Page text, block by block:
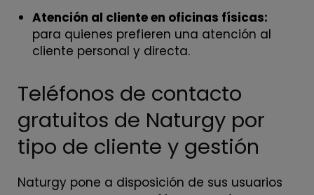
Atención al cliente en oficinas físicas:
para quienes prefieren una atención al
cliente personal y directa.
Teléfonos de contacto
gratuitos de Naturgy por
tipo de cliente y gestión
Naturgy pone a disposición de sus usuarios